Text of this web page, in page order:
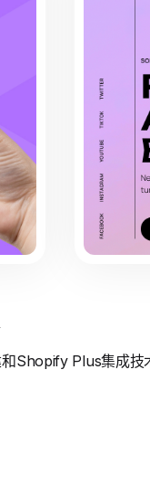
Shopify Plus集成